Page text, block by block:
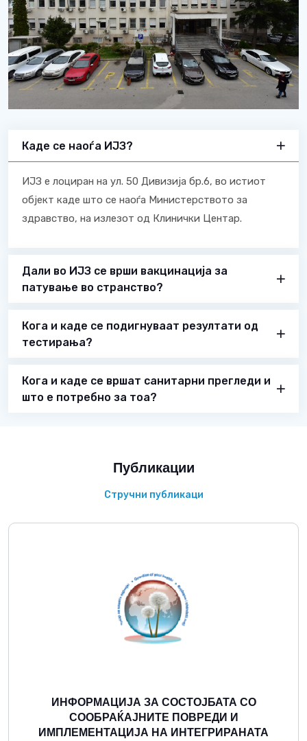
Каде се наоѓа ИЈЗ?
ИЈЗ е лоциран на ул. 50 Дивизија бр.6, во истиот
објект каде што се наоѓа Министерството за
здравство, на излезот од Клинички Центар.
Дали во ИЈЗ се врши вакцинација за
патување во странство?
Кога и каде се подигнуваат резултати од
тестирања?
Кога и каде се вршат санитарни прегледи и
што е потребно за тоа?
Публикации
Стручни публикаци
ИНФОРМАЦИЈА ЗА СОСТОЈБАТА СО
СООБРАЌАЈНИТЕ ПОВРЕДИ И
ИМПЛЕМЕНТАЦИЈА НА ИНТЕГРИРАНАТА